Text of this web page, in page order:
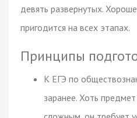
девять развернутых.
пригодится на всех этапах.
Принципы
К ЕГЭ по
заранее. Хоть